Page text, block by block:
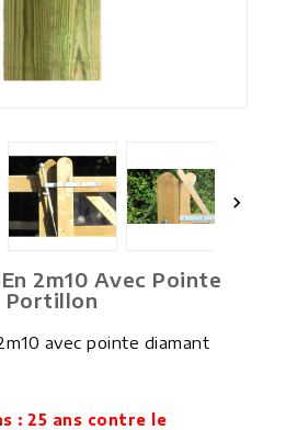

2m10 Avec Pointe
Portillon
avec pointe diamant
: 25 ans contre le